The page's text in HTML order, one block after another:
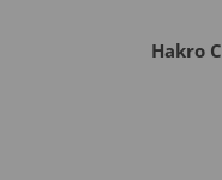
Hakro